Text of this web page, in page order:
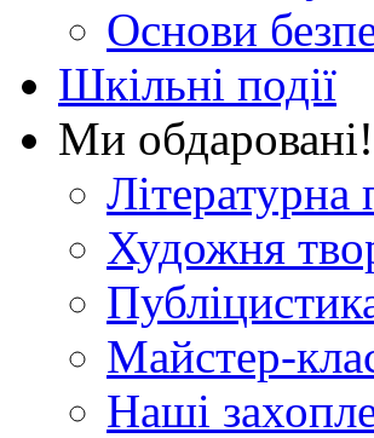
Основи
Шкільні події
Ми обдаровані!
Літературна
Художня
Майстер-
Наші